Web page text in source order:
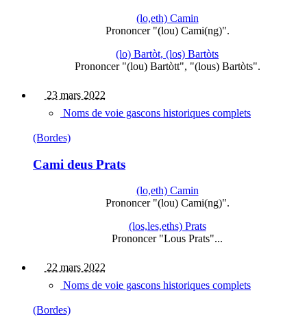
(lo,eth) Camin
Prononcer "(lou) Cami(ng)".
(lo) Bartòt, (los) Bartòts
Prononcer "(lou) Bartòtt", "(lous) Bartòts".
23 mars 2022
Noms de voie gascons historiques complets
(Bordes)
Cami deus Prats
(lo,eth) Camin
Prononcer "(lou) Cami(ng)".
(los,les,eths) Prats
Prononcer "Lous Prats"...
22 mars 2022
Noms de voie gascons historiques complets
(Bordes)